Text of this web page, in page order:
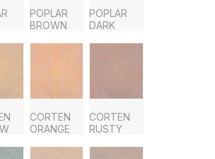
POPLAR
BROWN
POPLAR
DARK
CORTEN
ORANGE
CORTEN
RUSTY